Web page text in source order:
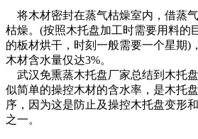
将木材密封在蒸气枯燥室内，借蒸
枯燥。(按照木托盘加工时需要用料的
的板材烘干，时刻一般需要一个星期)
木材含水量仅达3%。
武汉免熏蒸木托盘厂家总结到木托
似简单的操控木材的含水率，是木托
序，因为这是防止及操控木托盘变形
之一。